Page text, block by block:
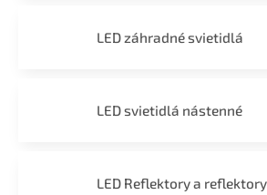
LED záhradné svietidlá
LED svietidlá nástenné
LED Reflektory a